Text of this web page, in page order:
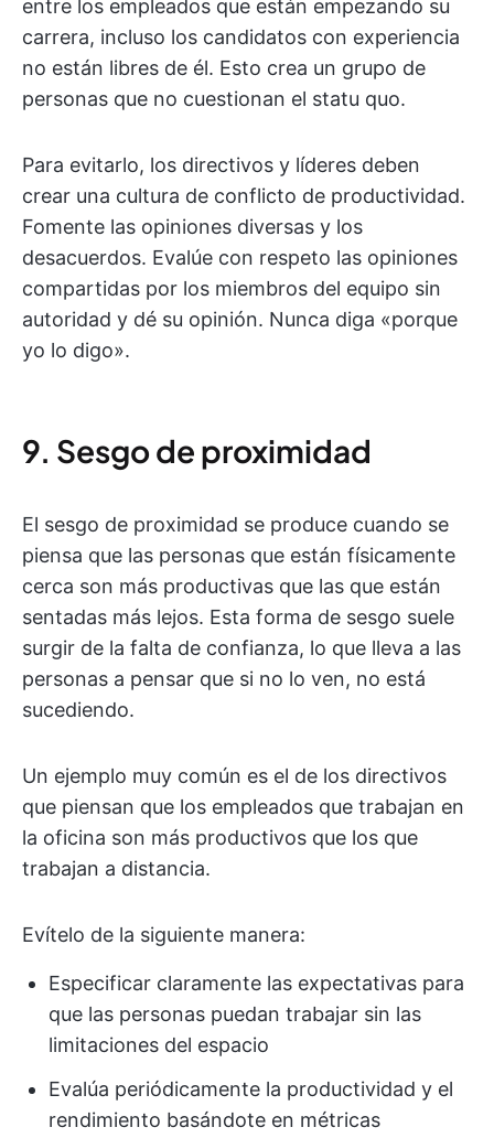
entre los empleados que están empezando su
carrera, incluso los candidatos con experiencia
no están libres de él. Esto crea un grupo de
personas que no cuestionan el statu quo.
Para evitarlo, los directivos y líderes deben
crear una cultura de conflicto de productividad.
Fomente las opiniones diversas y los
desacuerdos. Evalúe con respeto las opiniones
compartidas por los miembros del equipo sin
autoridad y dé su opinión. Nunca diga «porque
yo lo digo».
9. Sesgo de proximidad
El sesgo de proximidad se produce cuando se
piensa que las personas que están físicamente
cerca son más productivas que las que están
sentadas más lejos. Esta forma de sesgo suele
surgir de la falta de confianza, lo que lleva a las
personas a pensar que si no lo ven, no está
sucediendo.
Un ejemplo muy común es el de los directivos
que piensan que los empleados que trabajan en
la oficina son más productivos que los que
trabajan a distancia.
Evítelo de la siguiente manera:
Especificar claramente las expectativas para
que las personas puedan trabajar sin las
limitaciones del espacio
Evalúa periódicamente la productividad y el
rendimiento basándote en métricas